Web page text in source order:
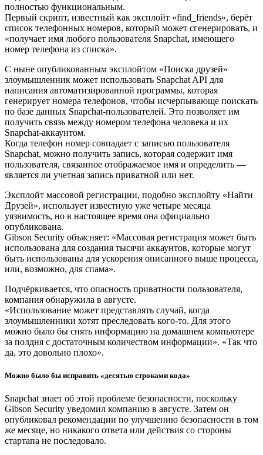
полностью функциональным.
Первый скрипт, известный как эксплойт «find_friends», берёт
список телефонных номеров, который может сгенерировать, и
«получает имя любого пользователя Snapchat, имеющего
номер телефона из списка».
С ныне опубликованным эксплойтом «Поиска друзей»
злоумышленник может использовать Snapchat API для
написания автоматизированной программы, которая
генерирует номера телефонов, чтобы исчерпывающе поискать
по базе данных Snapchat-пользователей. Это позволяет им
получить связь между номером телефона человека и их
Snapchat-аккаунтом.
Когда телефон номер совпадает с записью пользователя
Snapchat, можно получить запись, которая содержит имя
пользователя, связанное отображаемое имя и определить —
является ли учетная запись приватной или нет.
Эксплойт массовой регистрации, подобно эксплойту «Найти
Друзей», использует известную уже четыре месяца
уязвимость, но в настоящее время она официально
опубликована.
Gibson Security объясняет: «Массовая регистрация может быть
использована для создания тысячи аккаунтов, которые могут
быть использованы для ускорения описанного выше процесса,
или, возможно, для спама».
Подчёркивается, что опасность приватности пользователя,
компания обнаружила в августе.
«Использование может представлять случай, когда
злоумышленники хотят преследовать кого-то. Для этого
можно было бы снять информацию на домашнем компьютере
за полдня с достаточным количеством информации». «Так что
да, это довольно плохо».
Можно было бы исправить «десятью строками кода»
Snapchat знает об этой проблеме безопасности, поскольку
Gibson Security уведомил компанию в августе. Затем он
опубликовал рекомендации по улучшению безопасности в том
же месяце, но никакого ответа или действия со стороны
стартапа не последовало.